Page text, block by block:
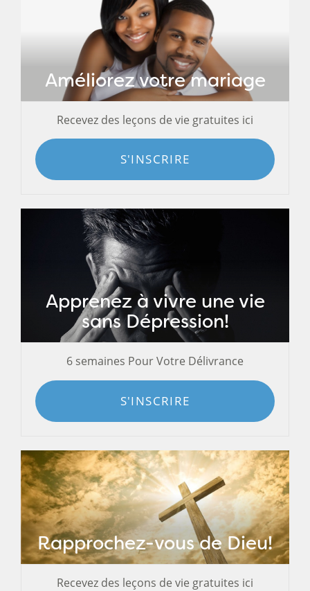
Améliorez votre mariage
Recevez des leçons de vie gratuites ici
S'INSCRIRE
Apprenez à vivre une vie
sans Dépression!
6 semaines Pour Votre Délivrance
S'INSCRIRE
Rapprochez-vous de Dieu!
Recevez des leçons de vie gratuites ici